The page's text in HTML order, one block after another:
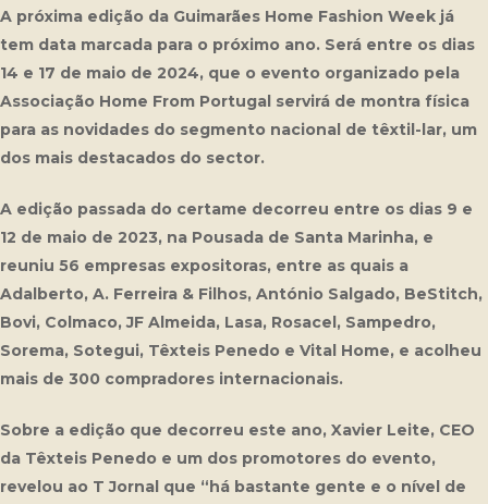
A próxima edição da Guimarães Home Fashion Week já
tem data marcada para o próximo ano. Será entre os dias
14 e 17 de maio de 2024, que o evento organizado pela
Associação Home From Portugal servirá de montra física
para as novidades do segmento nacional de têxtil-lar, um
dos mais destacados do sector.
A edição passada do certame decorreu entre os dias 9 e
12 de maio de 2023, na Pousada de Santa Marinha, e
reuniu 56 empresas expositoras, entre as quais a
Adalberto, A. Ferreira & Filhos, António Salgado, BeStitch,
Bovi, Colmaco, JF Almeida, Lasa, Rosacel, Sampedro,
Sorema, Sotegui, Têxteis Penedo e Vital Home, e acolheu
mais de 300 compradores internacionais.
Sobre a edição que decorreu este ano, Xavier Leite, CEO
da Têxteis Penedo e um dos promotores do evento,
revelou ao T Jornal que “há bastante gente e o nível de